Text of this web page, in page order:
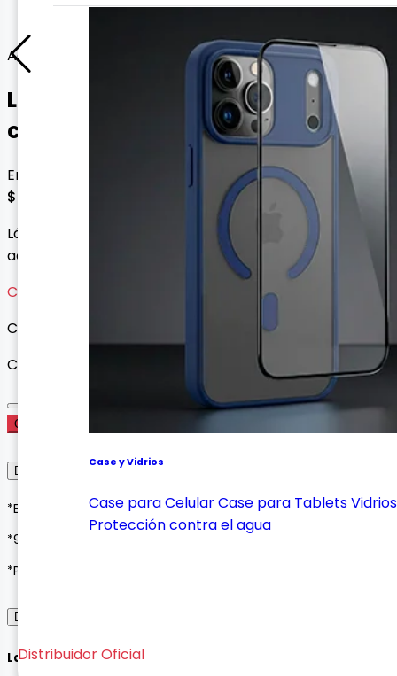
Case y Vidrios
Case para CelularCase para TabletsVidrios
Protección contra el agua
Distribuidor Oficial
Agarre y practicidad
Lámina soporte adhesiva para
celular
Envío gratis con esta oferta
$ 5.000
Lámina interna con anillo metálico para anclar
accesorios al celular sin adhesivos.
Cargando variantes...
Cargando variantes disponibles...
Cantidad
Comprar Ahora
Envío, Entrega y Garantía
*Envíos a todo Colombia*
*90 días de garantía*
*Pagos seguros con Wompi o contraentrega*
Descripción del Producto
Lamina Soporte